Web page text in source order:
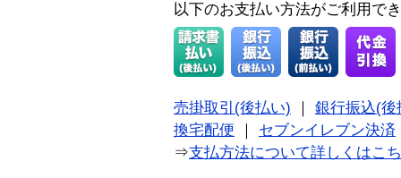
以下のお支払い方法がご利用で
売掛取引(後払い)
銀行振込(後
換宅配便
セブンイレブン決済
⇒支払方法について詳しくはこ